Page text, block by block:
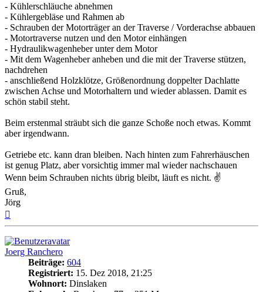
- Kühlerschläuche abnehmen
- Kühlergebläse und Rahmen ab
- Schrauben der Motorträger an der Traverse / Vorderachse abbauen
- Motortraverse nutzen und den Motor einhängen
- Hydraulikwagenheber unter dem Motor
- Mit dem Wagenheber anheben und die mit der Traverse stützen,
nachdrehen
- anschließend Holzklötze, Größenordnung doppelter Dachlatte
zwischen Achse und Motorhaltern und wieder ablassen. Damit es
schön stabil steht.
Beim erstenmal sträubt sich die ganze Schoße noch etwas. Kommt
aber irgendwann.
Getriebe etc. kann dran bleiben. Nach hinten zum Fahrerhäuschen
ist genug Platz, aber vorsichtig immer mal wieder nachschauen
Wenn beim Schrauben nichts übrig bleibt, läuft es nicht. ✌
Gruß,
Jörg
Joerg Ranchero
Beiträge: 604
Registriert: 15. Dez 2018, 21:25
Wohnort: Dinslaken